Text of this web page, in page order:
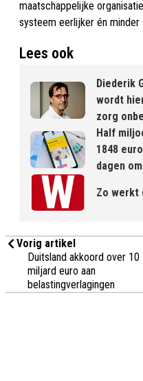
maatschappelijke
systeem eerlijker én minder
Lees ook
Diederik
wordt
zorg
Half
1848
dagen
Zo werkt
Vorig artikel
Duitsland akkoord over 10
miljard euro aan
belastingverlagingen